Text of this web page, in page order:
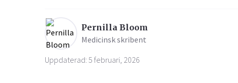
Pernilla Bloom
Medicinsk skribent
Uppdaterad: 5 februari, 2026